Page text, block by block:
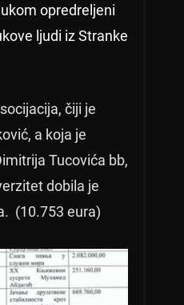
opredreljeni
ljudi iz Stranke
čiji je
a koja je
Tucovića bb,
dobila je
(10.753 eura)